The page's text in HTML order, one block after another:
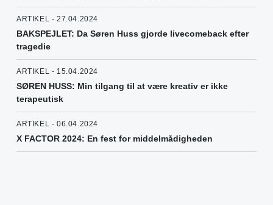
ARTIKEL - 27.04.2024
BAKSPEJLET: Da Søren Huss gjorde livecomeback efter
tragedie
ARTIKEL - 15.04.2024
SØREN HUSS: Min tilgang til at være kreativ er ikke
terapeutisk
ARTIKEL - 06.04.2024
X FACTOR 2024: En fest for middelmådigheden